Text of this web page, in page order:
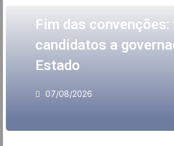
Fim das convenções:
candidatos a
Estado
07/08/2026